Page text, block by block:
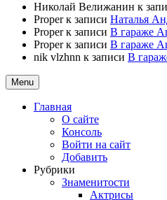
Николай Велижанин к
Properк записи Наталья
Properк записи В гараже
Properк записи В гараже
nik vlzhnn к записи В
Menu
Главная
О сайте
Консоль
Войти на сайт
Добавить
Рубрики
Знаменитости
Актрисы